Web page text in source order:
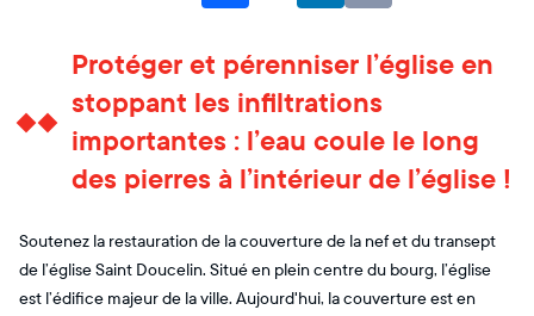
Protéger et pérenniser l’église en
stoppant les infiltrations
importantes : l’eau coule le long
des pierres à l’intérieur de l’église !
Soutenez la restauration de la couverture de la nef et du transept
de l’église Saint Doucelin. Situé en plein centre du bourg, l’église
est l’édifice majeur de la ville. Aujourd'hui, la couverture est en